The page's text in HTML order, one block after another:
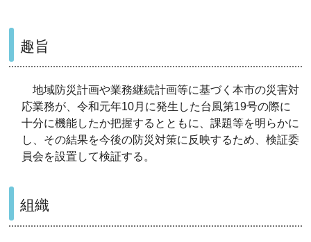
趣旨
地域防災計画や業務継続計画等に基づく本市の災害対
応業務が、令和元年10月に発生した台風第19号の際に
十分に機能したか把握するとともに、課題等を明らかに
し、その結果を今後の防災対策に反映するため、検証委
員会を設置して検証する。
組織